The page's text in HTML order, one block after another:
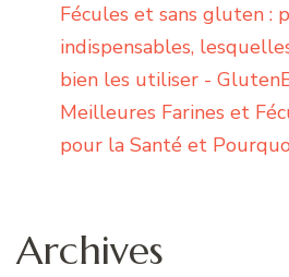
Fécules et sans gluten :
indispensables,
bien les utiliser -
Meilleures Farines et
pour la Santé et
Archives